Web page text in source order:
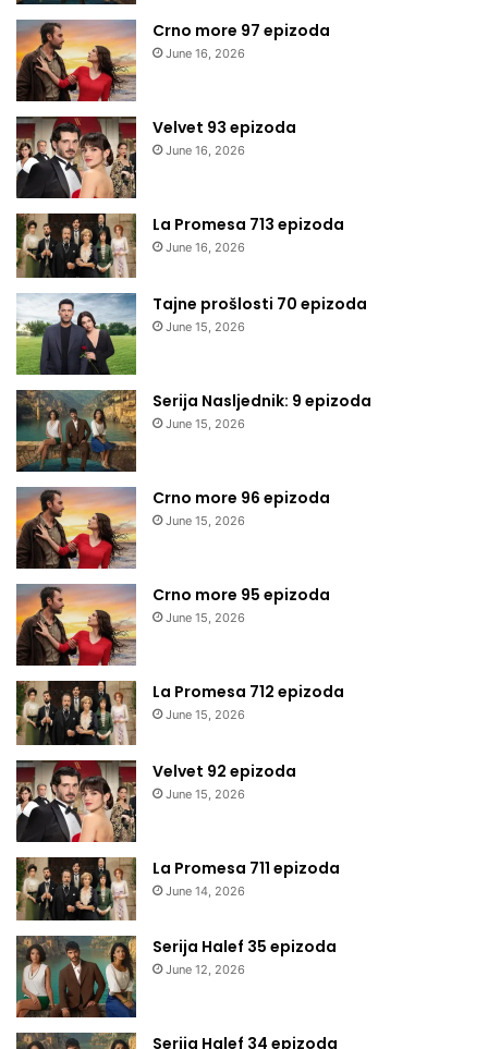
Crno more 97 epizoda
June 16, 2026
Velvet 93 epizoda
June 16, 2026
La Promesa 713 epizoda
June 16, 2026
Tajne prošlosti 70 epizoda
June 15, 2026
Serija Nasljednik: 9 epizoda
June 15, 2026
Crno more 96 epizoda
June 15, 2026
Crno more 95 epizoda
June 15, 2026
La Promesa 712 epizoda
June 15, 2026
Velvet 92 epizoda
June 15, 2026
La Promesa 711 epizoda
June 14, 2026
Serija Halef 35 epizoda
June 12, 2026
Serija Halef 34 epizoda